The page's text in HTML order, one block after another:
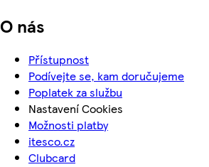
O nás
Přístupnost
Podívejte se, kam doručujeme
Poplatek za službu
Nastavení Cookies
Možnosti platby
itesco.cz
Clubcard